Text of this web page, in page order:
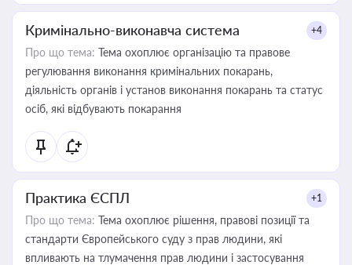
Кримінально-виконавча система +4
Про що тема: Тема охоплює організацію та правове
регулювання виконання кримінальних покарань,
діяльність органів і установ виконання покарань та статус
осіб, які відбувають покарання
Практика ЄСПЛ +1
Про що тема: Тема охоплює рішення, правові позиції та
стандарти Європейського суду з прав людини, які
впливають на тлумачення прав людини і застосування